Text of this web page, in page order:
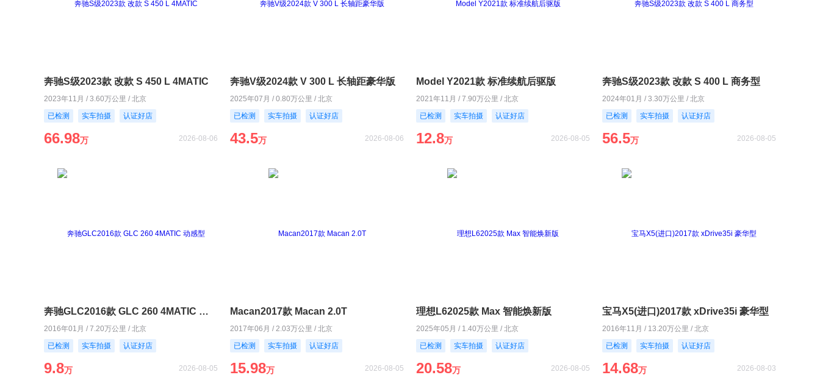
奔驰S级2023款 改款 S 450 L 4MATIC
2023年11月 / 3.60万公里 / 北京
已检测
实车拍摄 认证好店
66.98万 2026-08-06
奔驰V级2024款 V 300 L 长轴距豪华版
2025年07月 / 0.80万公里 / 北京
已检测
实车拍摄 认证好店
43.5万 2026-08-06
Model Y2021款 标准续航后驱版
2021年11月 / 7.90万公里 / 北京
已检测
实车拍摄 认证好店
12.8万 2026-08-05
奔驰S级2023款 改款 S 400 L 商务型
2024年01月 / 3.30万公里 / 北京
已检测
实车拍摄 认证好店
56.5万 2026-08-05
奔驰GLC2016款 GLC 260 4MATIC 动感型
2016年01月 / 7.20万公里 / 北京
已检测
实车拍摄 认证好店
9.8万 2026-08-05
Macan2017款 Macan 2.0T
2017年06月 / 2.03万公里 / 北京
已检测
实车拍摄 认证好店
15.98万 2026-08-05
理想L62025款 Max 智能焕新版
2025年05月 / 1.40万公里 / 北京
已检测
实车拍摄 认证好店
20.58万 2026-08-05
宝马X5(进口)2017款 xDrive35i 豪华型
2016年11月 / 13.20万公里 / 北京
已检测
实车拍摄 认证好店
14.68万 2026-08-03